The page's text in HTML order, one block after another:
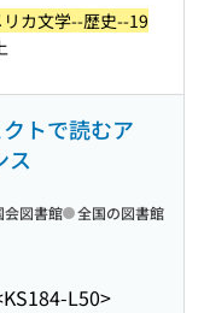
リカ文学--歴史--19
トで読むア
ス
L50>
会図書館 全国の図書館